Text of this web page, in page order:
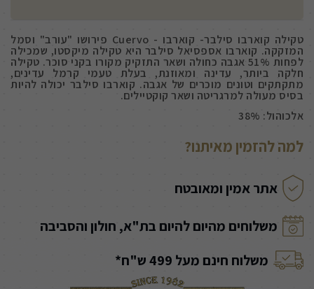
טקילה קוארבו סילבר- קוארבו - Cuervo פירושו "עורב" וסמל
המזקקה. קוארבו אספסיאל סילבר היא טקילה מיקסטו, שמכילה
לפחות 51% אגבה כחולה ושאר התזקיק מקורו בקני סוכר. טקילה
חלקה ביותר, עדינה ומאוזנת, בעלת טעמי קרמל עדינים,
מתקתקים וטונים מוכרים של אגבה. קוארבו סילבר יכולה להיות
בסיס מעולה למרגריטה ושאר קוקטיילים.
אלכוהול: 38%
למה להזמין מאיתנו?
אתר אמין ומאובטח
משלוחים מהיום להיום בת"א, חולון והסביבה
משלוח חינם מעל 499 ש"ח*